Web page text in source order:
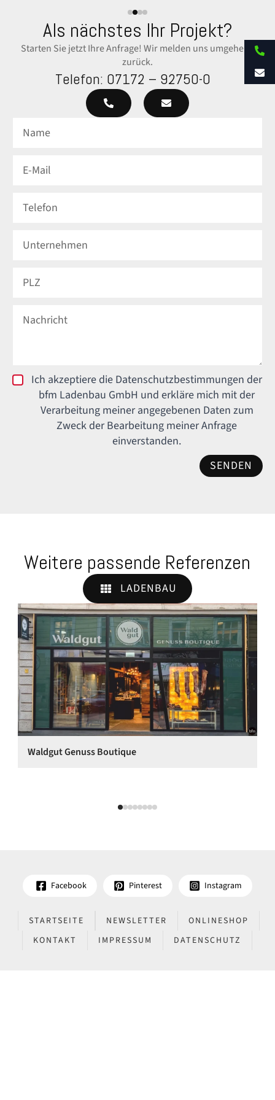
Als nächstes Ihr Projekt?
Starten Sie jetzt Ihre Anfrage! Wir melden uns umgehend
zurück.
Telefon: 07172 – 92750-0
Ich akzeptiere die Datenschutzbestimmungen der
bfm Ladenbau GmbH und erkläre mich mit der
Verarbeitung meiner angegebenen Daten zum
Zweck der Bearbeitung meiner Anfrage
einverstanden.
SENDEN
Weitere passende Referenzen
LADENBAU
Waldgut Genuss Boutique
Facebook Pinterest Instagram
STARTSEITE NEWSLETTER
ONLINESHOP
KONTAKT
IMPRESSUM DATENSCHUTZ